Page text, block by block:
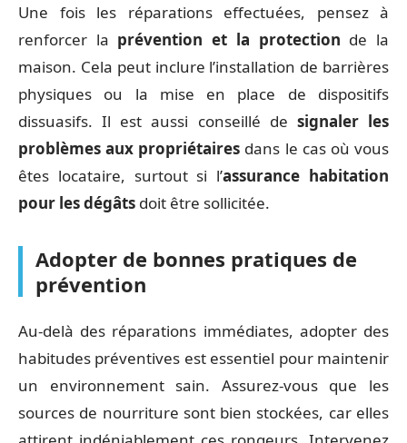
Une fois les réparations effectuées, pensez à
renforcer la prévention et la protection de la
maison. Cela peut inclure l’installation de barrières
physiques ou la mise en place de dispositifs
dissuasifs. Il est aussi conseillé de signaler les
problèmes aux propriétaires dans le cas où vous
êtes locataire, surtout si l’assurance habitation
pour les dégâts doit être sollicitée.
Adopter de bonnes pratiques de
prévention
Au-delà des réparations immédiates, adopter des
habitudes préventives est essentiel pour maintenir
un environnement sain. Assurez-vous que les
sources de nourriture sont bien stockées, car elles